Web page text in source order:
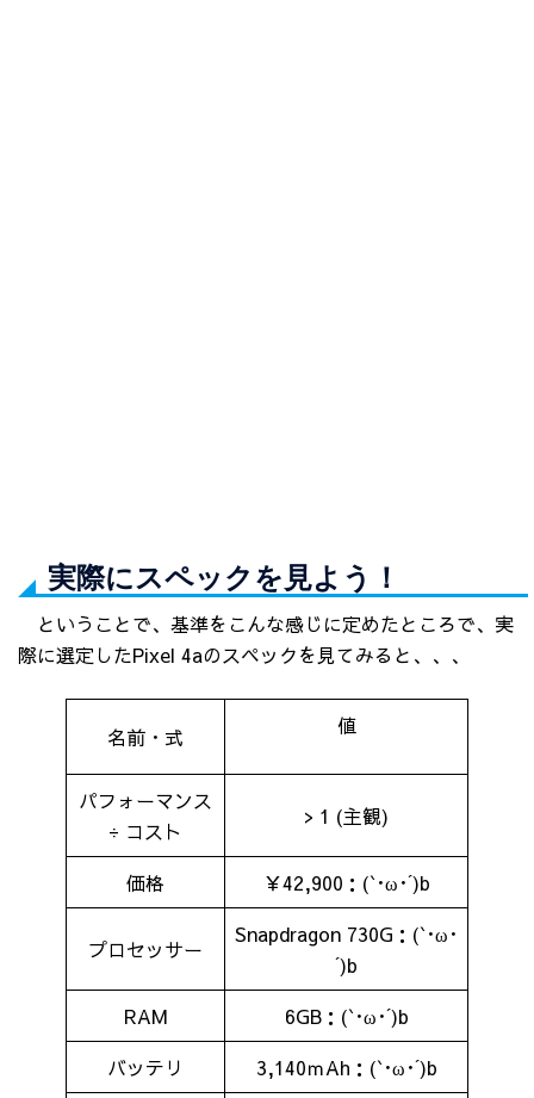
実際にスペックを見よう！
ということで、基準をこんな感じに定めたところで、実
際に選定したPixel 4aのスペックを見てみると、、、
名前・式 値
パフォーマンス
÷ コスト
> 1 (主観)
価格 ￥42,900：(`･ω･´)b
プロセッサー
Snapdragon 730G：(`･ω･
´)b
RAM
6GB：(`･ω･´)b
バッテリ
3,140ｍAh：(`･ω･´)b